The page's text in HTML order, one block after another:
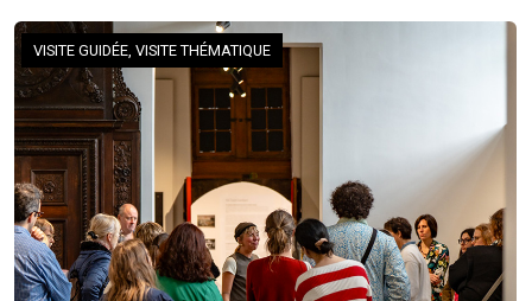
VISITE GUIDÉE, VISITE THÉMATIQUE